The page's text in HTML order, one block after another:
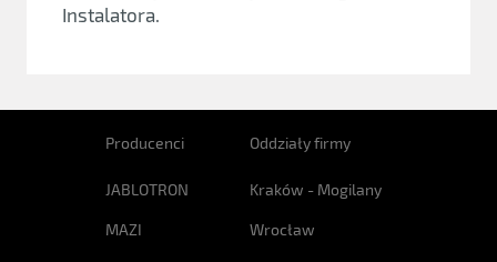
Instalatora.
Producenci
JABLOTRON
MAZI
Oddziały firmy
Kraków - Mogilany
Wrocław